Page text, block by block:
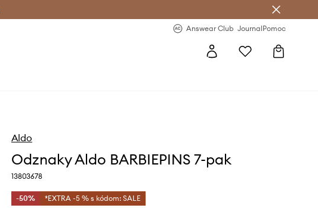
Answear Club JournalPomoc
Aldo
Odznaky Aldo BARBIEPINS 7-pak
13803678
-50% *EXTRA -5 % s kódom: SALE